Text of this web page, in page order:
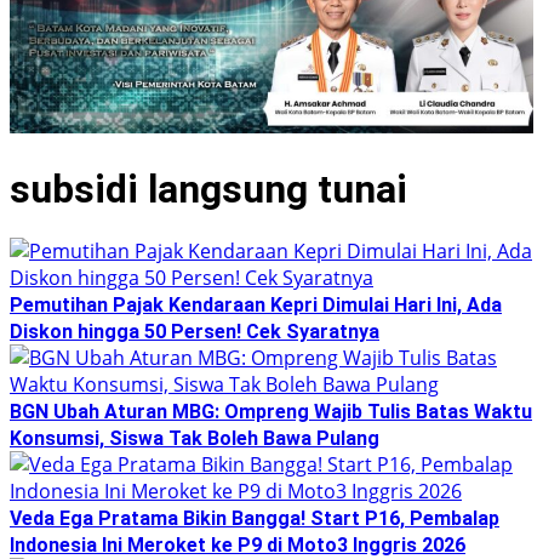
subsidi langsung tunai
Pemutihan Pajak Kendaraan Kepri Dimulai Hari Ini, Ada
Diskon hingga 50 Persen! Cek Syaratnya
BGN Ubah Aturan MBG: Ompreng Wajib Tulis Batas Waktu
Konsumsi, Siswa Tak Boleh Bawa Pulang
Veda Ega Pratama Bikin Bangga! Start P16, Pembalap
Indonesia Ini Meroket ke P9 di Moto3 Inggris 2026